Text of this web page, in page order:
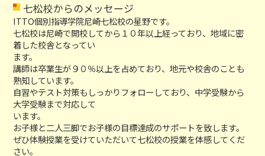
七松校からのメッセージ
ITTO個別指導学院尼崎七松校の星野です。
七松校は尼崎で開校してから１０年以上経っており、地域に密
着した校舎となってい
ます。
講師は卒業生が９０％以上を占めており、地元や校舎のことも
熟知しています。
自習やテスト対策もしっかりフォローしており、中学受験から
大学受験まで対応して
います。
お子様と二人三脚でお子様の目標達成のサポートを致します。
ぜひ体験授業を受けていただいて七松校の授業を体感してくだ
さい。